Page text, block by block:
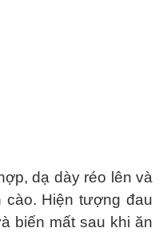
dạ dày réo lên và
Hiện tượng đau
biến mất sau khi ăn